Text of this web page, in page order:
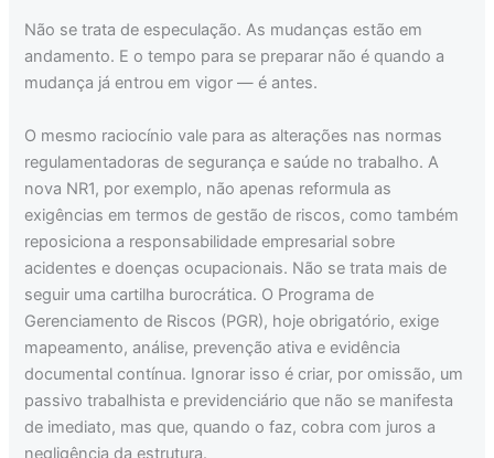
Não se trata de especulação. As mudanças estão em
andamento. E o tempo para se preparar não é quando a
mudança já entrou em vigor — é antes.
O mesmo raciocínio vale para as alterações nas normas
regulamentadoras de segurança e saúde no trabalho. A
nova NR1, por exemplo, não apenas reformula as
exigências em termos de gestão de riscos, como também
reposiciona a responsabilidade empresarial sobre
acidentes e doenças ocupacionais. Não se trata mais de
seguir uma cartilha burocrática. O Programa de
Gerenciamento de Riscos (PGR), hoje obrigatório, exige
mapeamento, análise, prevenção ativa e evidência
documental contínua. Ignorar isso é criar, por omissão, um
passivo trabalhista e previdenciário que não se manifesta
de imediato, mas que, quando o faz, cobra com juros a
negligência da estrutura.